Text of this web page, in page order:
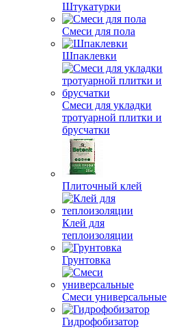
Штукатурки
Смеси для пола
Шпаклевки
Смеси для укладки
тротуарной плитки и
брусчатки
Плиточный клей
Клей для
теплоизоляции
Грунтовка
Смеси универсальные
Гидрофобизатор